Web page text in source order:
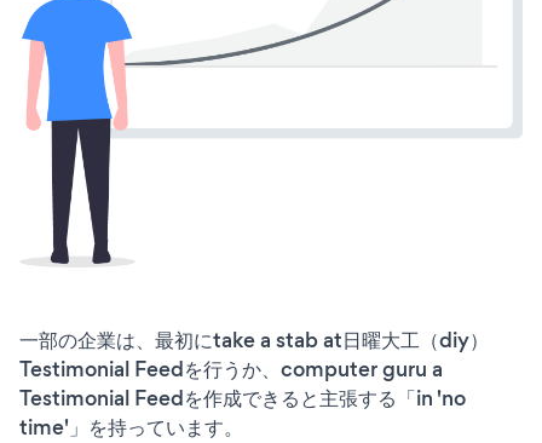
一部の企業は、最初にtake a stab at日曜大工（diy）
Testimonial Feedを行うか、computer guru a
Testimonial Feedを作成できると主張する「in 'no
time'」を持っています。